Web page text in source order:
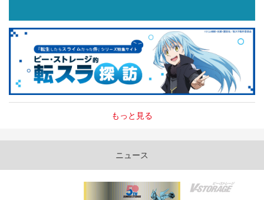
もっと見る
ニュース